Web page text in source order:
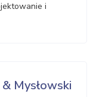
i
Mysłowski